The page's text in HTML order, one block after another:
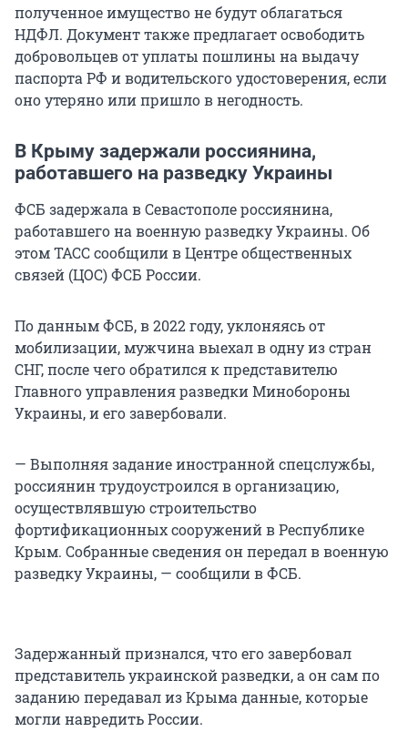
полученное имущество не будут облагаться
НДФЛ. Документ также предлагает освободить
добровольцев от уплаты пошлины на выдачу
паспорта РФ и водительского удостоверения, если
оно утеряно или пришло в негодность.
В Крыму задержали россиянина,
работавшего на разведку Украины
ФСБ задержала в Севастополе россиянина,
работавшего на военную разведку Украины. Об
этом ТАСС сообщили в Центре общественных
связей (ЦОС) ФСБ России.
По данным ФСБ, в 2022 году, уклоняясь от
мобилизации, мужчина выехал в одну из стран
СНГ, после чего обратился к представителю
Главного управления разведки Минобороны
Украины, и его завербовали.
— Выполняя задание иностранной спецслужбы,
россиянин трудоустроился в организацию,
осуществлявшую строительство
фортификационных сооружений в Республике
Крым. Собранные сведения он передал в военную
разведку Украины, — сообщили в ФСБ.
Задержанный признался, что его завербовал
представитель украинской разведки, а он сам по
заданию передавал из Крыма данные, которые
могли навредить России.